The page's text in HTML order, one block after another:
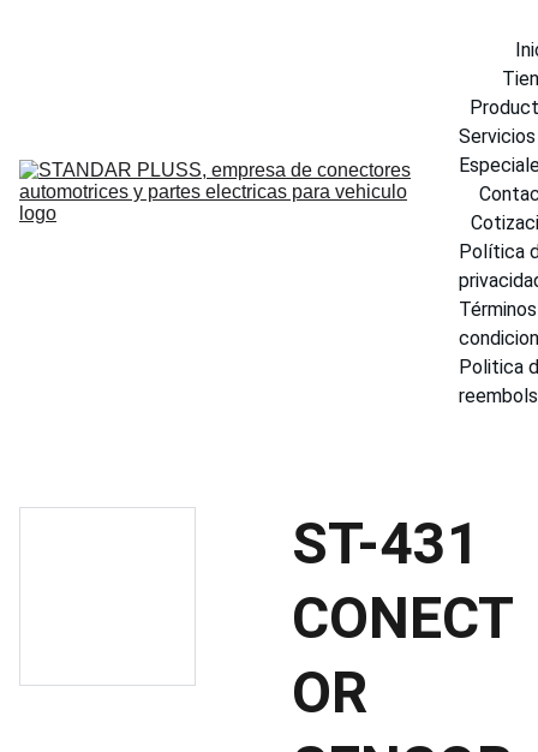
Servicios
Política
Politica
ST-431
CONECT
OR